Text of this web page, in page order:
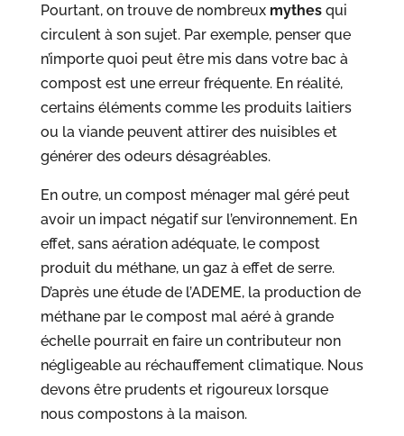
Pourtant, on trouve de nombreux mythesqui
circulent à son sujet. Par exemple, penser que
n’importe quoi peut être mis dans votre bac à
compost est une erreur fréquente. En réalité,
certains éléments comme les produits laitiers
ou la viande peuvent attirer des nuisibles et
générer des odeurs désagréables.
En outre, un compost ménager mal géré peut
avoir un impact négatif sur l’environnement. En
effet, sans aération adéquate, le compost
produit du méthane, un gaz à effet de serre.
D’après une étude de l’ADEME, la production de
méthane par le compost mal aéré à grande
échelle pourrait en faire un contributeur non
négligeable au réchauffement climatique. Nous
devons être prudents et rigoureux lorsque
nous compostons à la maison.